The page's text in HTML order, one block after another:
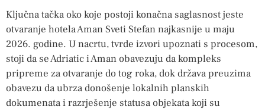
Ključna tačka oko koje postoji konačna saglasnost jeste
otvaranje hotela Aman Sveti Stefan najkasnije u maju
2026. godine. U nacrtu, tvrde izvori upoznati s procesom,
stoji da se Adriatic i Aman obavezuju da kompleks
pripreme za otvaranje do tog roka, dok država preuzima
obavezu da ubrza donošenje lokalnih planskih
dokumenata i razrješenje statusa objekata koji su